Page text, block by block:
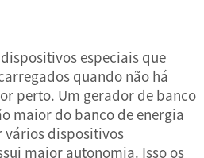
especiais que
quando não há
perto. Um gerador de banco
maior do banco de energia
vários dispositivos
maior autonomia. Isso os